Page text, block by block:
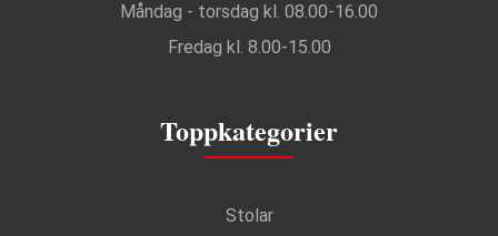
Måndag - torsdag kl. 08.00-16.00
Fredag kl. 8.00-15.00
Toppkategorier
Stolar